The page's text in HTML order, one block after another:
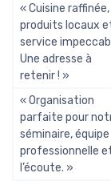
« Cuisine raffinée,
produits locaux
service
Une adresse à
retenir ! »
« Organisation
parfaite pour
séminaire, équipe
professionnelle
l’écoute. »